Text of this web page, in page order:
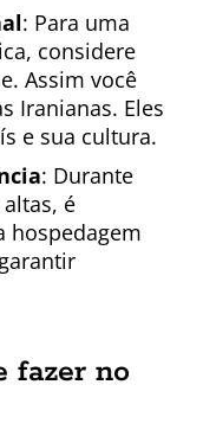
: Para uma
considere
Assim você
Iranianas. Eles
e sua cultura.
: Durante
é
hospedagem
fazer no